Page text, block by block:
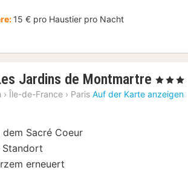
15 € pro Haustier pro Nacht
Jardins de Montmartre 1
Nacht
, 3 Sterne
› Île-de-France › Paris Auf der Karte anzeigen
dem Sacré Coeur
erneuert